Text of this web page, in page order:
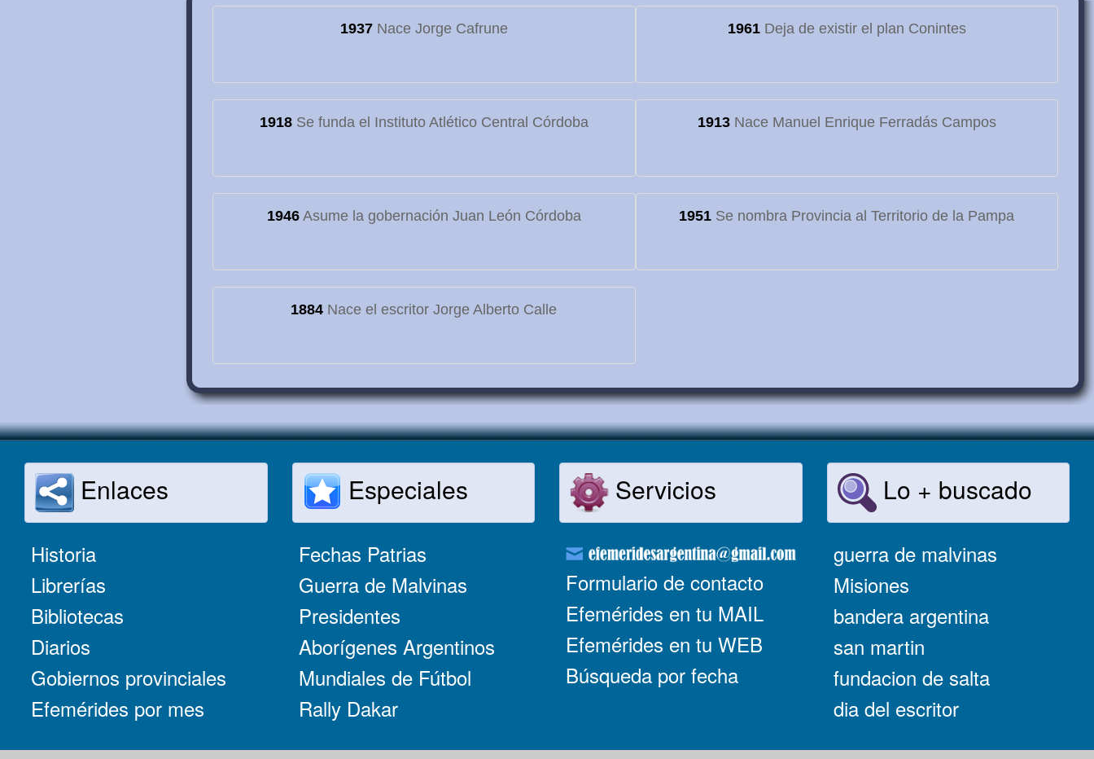
1937Nace Jorge Cafrune 1961Deja de existir el plan Conintes
1918Se funda el Instituto Atlético Central Córdoba 1913Nace Manuel Enrique Ferradás Campos
1946Asume la gobernación Juan León Córdoba 1951 Se nombra Provincia al Territorio de la Pampa
1884 Nace el escritor Jorge Alberto Calle
Enlaces
Historia
Librerías
Bibliotecas
Diarios
Gobiernos provinciales
Efemérides por mes
Especiales
Fechas Patrias
Guerra de Malvinas
Presidentes
Aborígenes Argentinos
Mundiales de Fútbol
Rally Dakar
Servicios
Formulario de contacto
Efemérides en tu MAIL
Efemérides en tu WEB
Búsqueda por fecha
Lo + buscado
guerra de malvinas
Misiones
bandera argentina
san martin
fundacion de salta
dia del escritor